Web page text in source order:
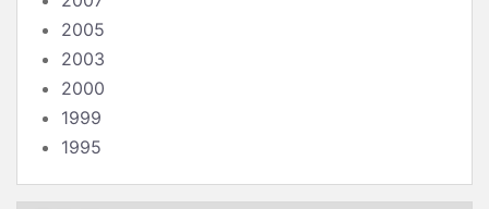
2005
2003
2000
1999
1995